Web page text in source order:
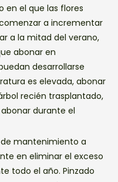
en el que las flores
a incrementar
a la mitad del verano,
abonar en
desarrollarse
es elevada, abonar
recién trasplantado,
durante el
mantenimiento a
en eliminar el exceso
todo el año. Pinzado